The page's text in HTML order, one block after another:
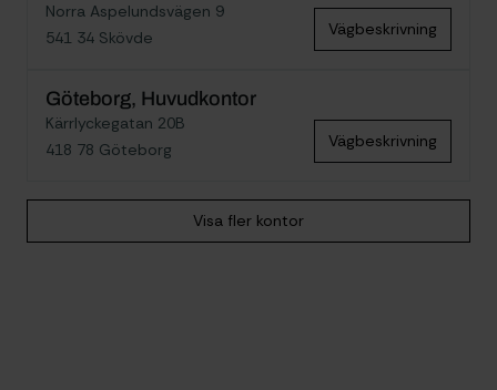
Norra Aspelundsvägen 9
541 34 Skövde
Vägbeskrivning
Göteborg, Huvudkontor
Kärrlyckegatan 20B
418 78 Göteborg
Vägbeskrivning
Visa fler kontor